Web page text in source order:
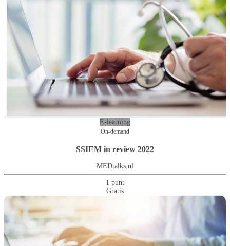
E-learning
On-demand
SSIEM in review 2022
MEDtalks.nl
1 punt
Gratis